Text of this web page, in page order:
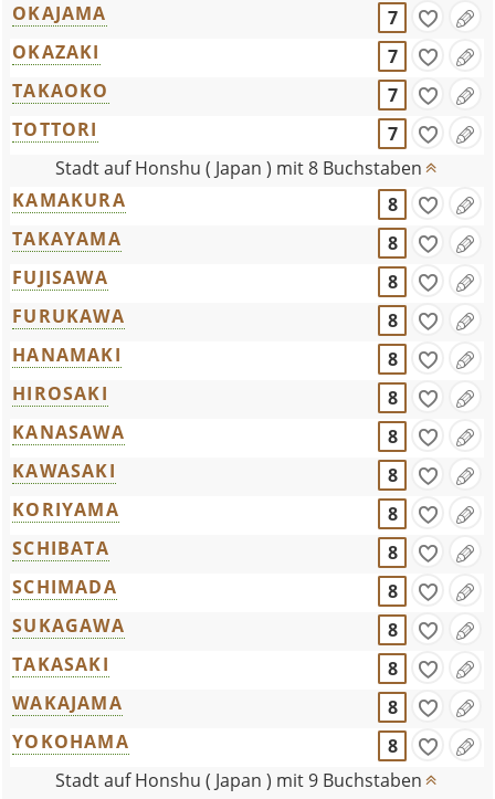
OKAJAMA
7
OKAZAKI
7
TAKAOKO
7
TOTTORI
7
Stadt auf Honshu ( Japan ) mit 8 Buchstaben
KAMAKURA
8
TAKAYAMA
8
FUJISAWA
8
FURUKAWA
8
HANAMAKI
8
HIROSAKI
8
KANASAWA
8
KAWASAKI
8
KORIYAMA
8
SCHIBATA
8
SCHIMADA
8
SUKAGAWA
8
TAKASAKI
8
WAKAJAMA
8
YOKOHAMA
8
Stadt auf Honshu ( Japan ) mit 9 Buchstaben